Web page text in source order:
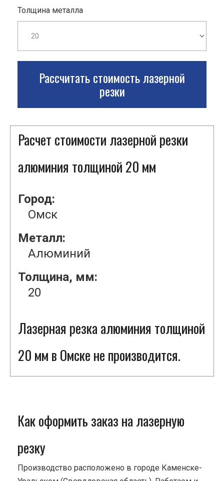
Толщина металла
Рассчитать стоимость лазерной
резки
Расчет стоимости лазерной резки
алюминия толщиной 20 мм
Город:
Омск
Металл:
Алюминий
Толщина, мм:
20
Лазерная резка алюминия толщиной
20 мм в Омске не производится.
Как оформить заказ на лазерную
резку
Производство расположено в городе Каменске-